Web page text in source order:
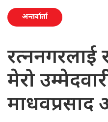
अन्तर्वार्ता
रत्ननगरलाई
मेरो
माधवप्रसाद